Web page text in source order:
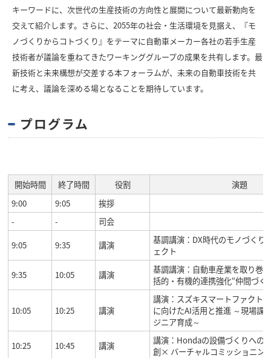
キーワードに、次世代の生産技術の方向性と展開について最新動向を
交えて紹介します。さらに、2055年の社会・生活環境を見据え、『モ
ノづくりからコトづくり』をテーマに自動車メーカー各社の若手生産
技術者が議論を重ねてきたワーキンググループの成果を共有します。最
新技術と未来構想が交差する本フォーラムが、未来の自動車技術を共
に考え、議論を深める場となることを期待しています。
プログラム
開始時間 終了時間 役割
演題
9:00
9:05
挨拶
-
- 司会
9:05 9:35 講演
基調講演：DX時代のモノづくり
ェクト
9:35 10:05 講演
基調講演：自動車産業を取り巻
括的・有機的連携強化“仲間づく
10:05 10:25 講演
講演：スズキスマートファクト
に向けたAI活用と推進 ～現場課
ジニア育成～
10:25 10:45 講演
講演：Hondaの設備づくりへの
創× バーチャルコミッショニン